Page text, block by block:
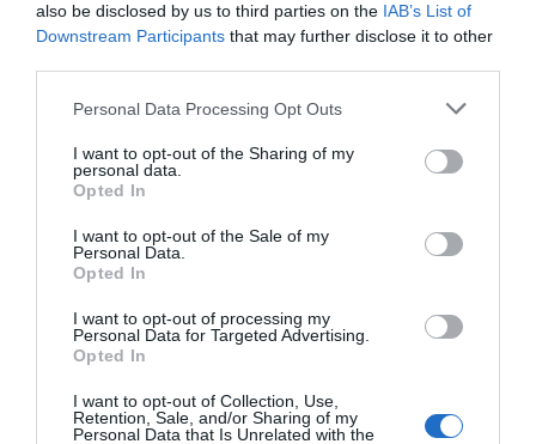
also be disclosed by us to third parties on the IAB’s List of
Downstream Participants that may further disclose it to other
Personal Data Processing Opt Outs
I want to opt-out of the Sharing of my
personal data.
Opted In
I want to opt-out of the Sale of my
Personal Data.
Opted In
I want to opt-out of processing my
Personal Data for Targeted Advertising.
Opted In
I want to opt-out of Collection, Use,
Retention, Sale, and/or Sharing of my
Personal Data that Is Unrelated with the
compren en gran quantitat raïm i vi base, han
estat adquirides per empreses estrangeres. Els
catalanes a accionariats de multinacionals -
Freixenet va ser comprada per Henkell
i
Codorniu per Carlyle
-, allunyant el centre de
Durant molts anys aquestes dues empreses -però
també d'altres, i el sector en general-, han
pressionat els preus de les ampolles a la baixa,
cava molt barat, en grans quantitats, apostant pel